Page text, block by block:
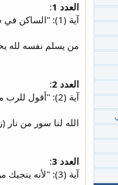
العدد 1
:
آية (1): "الساكن في ستر العلي في ظل القدير يبيت."
من يسلم نفسه لله
العدد 2
:
آية (2): "أقول للرب ملجأي وحصني إلهي فأتكل عليه."
الله لنا سور من نار (زك5:2). هو لنا مدينة ملجأ. فلا نثق في
العدد 3
:
آية (3): "لأنه ينجيك من فخ الصياد ومن الوبأ الخطر."